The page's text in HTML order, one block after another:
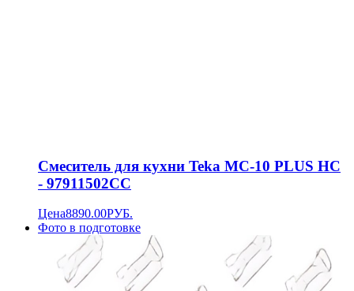
Смеситель для кухни Teka MC-10 PLUS HC
- 97911502CC
Цена8890.00РУБ.
Фото в подготовке